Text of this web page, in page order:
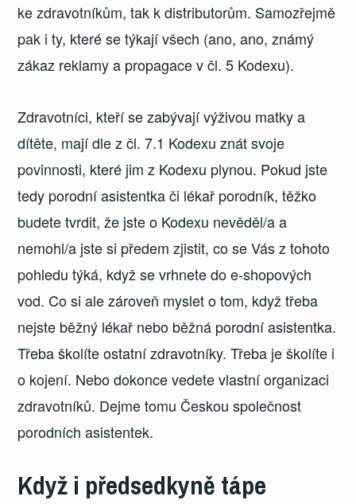
ke zdravotníkům, tak k distributorům. Samozřejmě
pak i ty, které se týkají všech (ano, ano, známý
zákaz reklamy a propagace v čl. 5 Kodexu).
Zdravotníci, kteří se zabývají výživou matky a
dítěte, mají dle z čl. 7.1 Kodexu znát svoje
povinnosti, které jim z Kodexu plynou. Pokud jste
tedy porodní asistentka či lékař porodník, těžko
budete tvrdit, že jste o Kodexu nevěděl/a a
nemohl/a jste si předem zjistit, co se Vás z tohoto
pohledu týká, když se vrhnete do e-shopových
vod. Co si ale zároveň myslet o tom, když třeba
nejste běžný lékař nebo běžná porodní asistentka.
Třeba školíte ostatní zdravotníky. Třeba je školíte i
o kojení. Nebo dokonce vedete vlastní organizaci
zdravotníků. Dejme tomu Českou společnost
porodních asistentek.
Když i předsedkyně tápe